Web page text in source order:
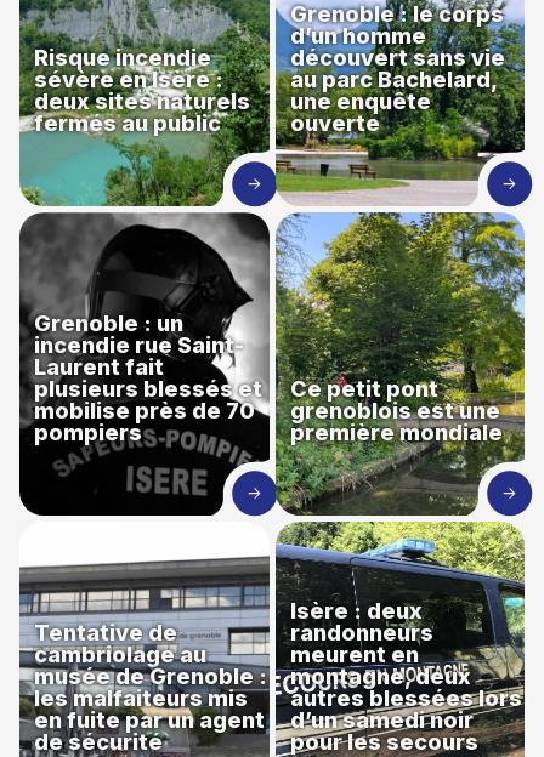
Risque incendie
sévère en Isère :
deux sites naturels
fermés au public
Grenoble : le corps
d’un homme
découvert sans vie
au parc Bachelard,
une enquête
ouverte
Grenoble : un
incendie rue Saint-
Laurent fait
plusieurs blessés et
mobilise près de 70
pompiers
Ce petit pont
grenoblois est une
première mondiale
Tentative de
cambriolage au
musée de Grenoble :
les malfaiteurs mis
en fuite par un agent
de sécurité
Isère : deux
randonneurs
meurent en
montagne, deux
autres blessées lors
d’un samedi noir
pour les secours